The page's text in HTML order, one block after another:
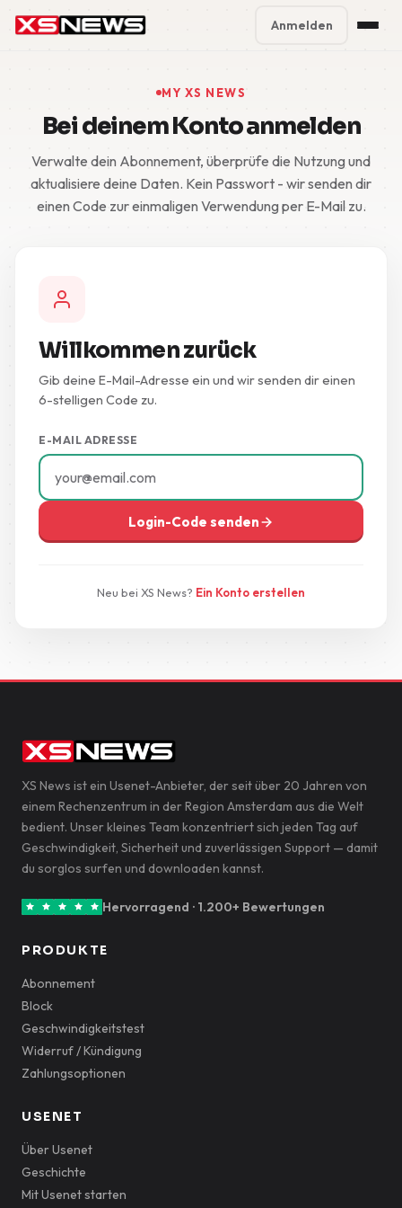
Block Accounts
Support
Contact
5 Day Pass
Anmelden
MY XS NEWS
Bei deinem Konto anmelden
Verwalte dein Abonnement, überprüfe die Nutzung und
aktualisiere deine Daten. Kein Passwort - wir senden dir
einen Code zur einmaligen Verwendung per E-Mail zu.
Willkommen zurück
Gib deine E-Mail-Adresse ein und wir senden dir einen
6-stelligen Code zu.
E-MAIL ADRESSE
Login-Code senden
Neu bei XS News? Ein Konto erstellen
XS News ist ein Usenet-Anbieter, der seit über 20 Jahren von
einem Rechenzentrum in der Region Amsterdam aus die Welt
bedient. Unser kleines Team konzentriert sich jeden Tag auf
Geschwindigkeit, Sicherheit und zuverlässigen Support — damit
du sorglos surfen und downloaden kannst.
Hervorragend · 1.200+ Bewertungen
PRODUKTE
Abonnement
Block
Geschwindigkeitstest
Widerruf / Kündigung
Zahlungsoptionen
USENET
Über Usenet
Geschichte
Mit Usenet starten